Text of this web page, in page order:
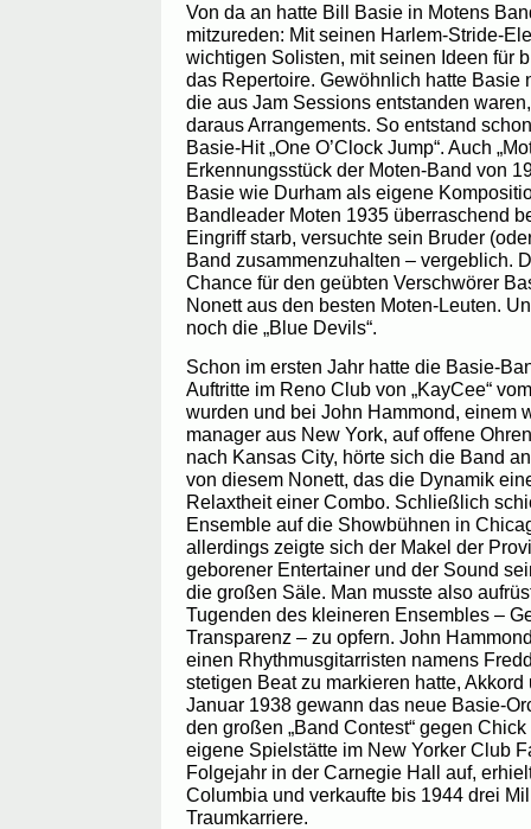
Von da an hatte Bill Basie in Motens
mitzureden: Mit seinen Harlem-Stride-
wichtigen Solisten, mit seinen Ideen für
das Repertoire. Gewöhnlich hatte Basie
die aus Jam Sessions entstanden
daraus Arrangements. So entstand
Basie-Hit „One O’Clock Jump“. Auch
Erkennungsstück der Moten-Band von
Basie wie Durham als eigene
Bandleader Moten 1935 überraschend
Eingriff starb, versuchte sein Bruder
Band zusammenzuhalten – vergeblich.
Chance für den geübten Verschwörer
Nonett aus den besten Moten-Leuten.
noch die „Blue Devils“.
Schon im ersten Jahr hatte die Basie-
Auftritte im Reno Club von „KayCee“
wurden und bei John Hammond, einem
manager aus New York, auf offene
nach Kansas City, hörte sich die Band
von diesem Nonett, das die Dynamik
Relaxtheit einer Combo. Schließlich
Ensemble auf die Showbühnen in
allerdings zeigte sich der Makel der
geborener Entertainer und der Sound
die großen Säle. Man musste also
Tugenden des kleineren Ensembles –
Transparenz – zu opfern. John
einen Rhythmusgitarristen namens
stetigen Beat zu markieren hatte,
Januar 1938 gewann das neue Basie-
den großen „Band Contest“ gegen
eigene Spielstätte im New Yorker Club
Folgejahr in der Carnegie Hall auf,
Columbia und verkaufte bis 1944 drei
Traumkarriere.